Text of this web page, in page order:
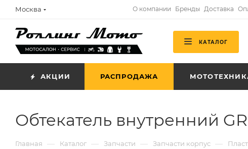
Москва О компании Бренды Доставка
КАТАЛОГ
АКЦИИ РАСПРОДАЖА
Обтекатель внутренний
Главная — Каталог — Запчасти — Запчасти корпус —